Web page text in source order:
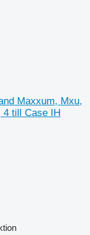
Maxxum, Mxu,
4 till Case IH